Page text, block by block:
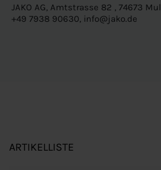
JAKO AG, Amtstrasse 82 , 74673
+49 7938 90630, info@jako.de
ARTIKELLISTE